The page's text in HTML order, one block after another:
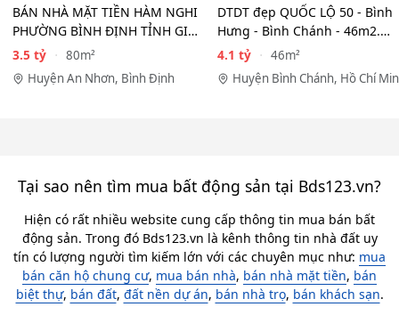
BÁN NHÀ MẶT TIỀN HÀM NGHI
PHƯỜNG BÌNH ĐỊNH TỈNH GIA
LAI (MỚI )
3.5 tỷ
80m²
Huyện An Nhơn, Bình Định
DTDT đẹp QUỐC LỘ 50 - Bình
Hưng - Bình Chánh - 46m2.
Nhỉnh 4T.y. HXH
4.1 tỷ
46m²
Huyện Bình Chánh, Hồ Chí
Tại sao nên tìm mua bất động sản tại Bds123.vn?
Hiện có rất nhiều website cung cấp thông tin mua bán bất
động sản. Trong đó Bds123.vn là kênh thông tin nhà đất uy
tín có lượng người tìm kiếm lớn với các chuyên mục như: mua
bán căn hộ chung cư, mua bán nhà, bán nhà mặt tiền, bán
biệt thự, bán đất, đất nền dự án, bán nhà trọ, bán khách sạn.